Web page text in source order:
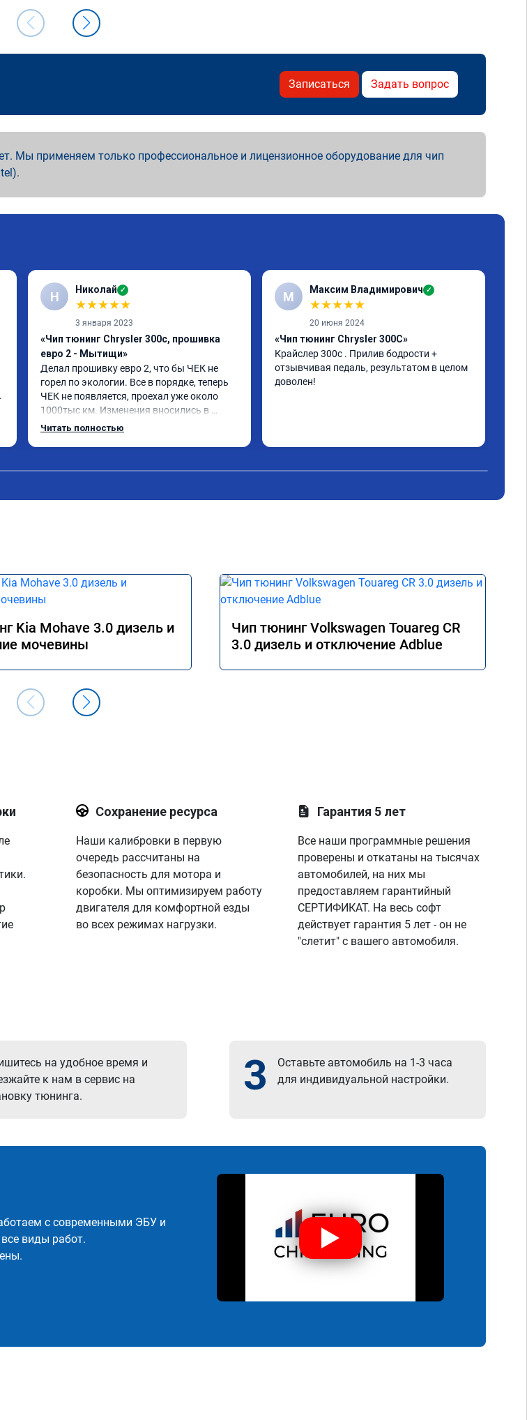
Записаться Задать вопрос
Мы применяем только профессиональное и лицензионное оборудование для чип
Н Николай ✓
★★★★★
3 января 2023
«Чип тюнинг Chrysler 300c, прошивка
евро 2 - Мытищи»
Делал прошивку евро 2, что бы ЧЕК не
горел по экологии. Все в порядке, теперь
ЧЕК не появляется, проехал уже около
1000тыс км. Изменения вносились в
родную прошивку, потом программу
Читать полностью
М Максим Владимирович ✓
★★★★★
20 июня 2024
«Чип тюнинг Chrysler 300C»
Крайслер 300с . Прилив бодрости +
отзывчивая педаль, результатом в целом
доволен!
Kia Mohave 3.0 дизель и
мочевины
Чип тюнинг Volkswagen Touareg CR
3.0 дизель и отключение Adblue
Сохранение ресурса
Наши калибровки в первую
очередь рассчитаны на
безопасность для мотора и
коробки. Мы оптимизируем работу
двигателя для комфортной езды
во всех режимах нагрузки.
Гарантия 5 лет
Все наши программные решения
проверены и откатаны на тысячах
автомобилей, на них мы
предоставляем гарантийный
СЕРТИФИКАТ. На весь софт
действует гарантия 5 лет - он не
"слетит" с вашего автомобиля.
на удобное время и
к нам в сервис на
тюнинга.
3
Оставьте автомобиль на 1-3 часа
для индивидуальной настройки.
с современными ЭБУ и
виды работ.